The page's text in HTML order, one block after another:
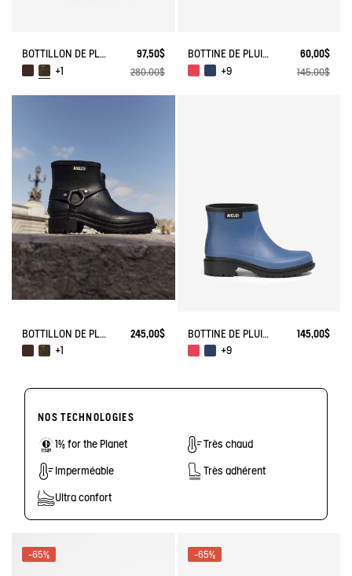
savoir-faire
BOTTILLON DE PLUIE MACADAMES ESPRIT BIKER 97,50$
+1 280,00$
BOTTINE DE PLUIE FULFEEL 60,00$
+9 145,00$
BOTTILLON DE PLUIE MACADAMES ESPRIT BIKER
245,00$
+1
BOTTINE DE PLUIE FULFEEL
145,00$
+9
NOS TECHNOLOGIES
1% for the Planet Très chaud
Imperméable Très adhérent
Ultra confort
-65% -65%